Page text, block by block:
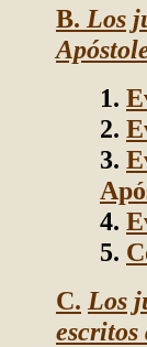
B. Los
1.
2.
3.
4.
5.
C. Los
escritos